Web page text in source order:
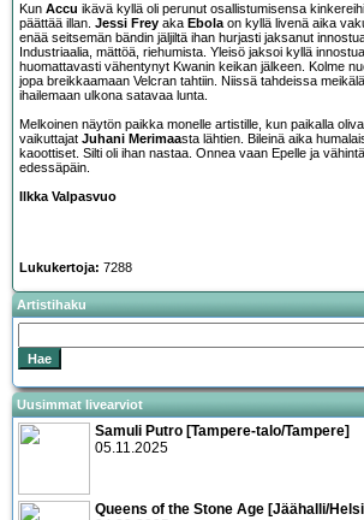
Kun Accu ikävä kyllä oli perunut osallistumisensa
päättää illan. Jessi Frey aka Ebolaon kyllä livenä aika
enää seitsemän bändin jäljiltä ihan hurjasti jaksanut
Industriaalia, mättöä, riehumista. Yleisö jaksoi kyllä
huomattavasti vähentynyt Kwanin keikan jälkeen. Kolme
jopa breikkaamaan Velcran tahtiin. Niissä tahdeissa
ihailemaan ulkona satavaa lunta.
Melkoinen näytön paikka monelle artistille, kun paikalla
vaikuttajat Juhani Merimaasta lähtien. Bileinä aika
kaoottiset. Silti oli ihan nastaa. Onnea vaan Epelle ja
edessäpäin.
Ilkka Valpasvuo
Lukukertoja: 7288
Artistihaku
Uusimmat livearviot
Samuli Putro [Tampere-talo/Tampere]
05.11.2025
Queens of the Stone Age [Jäähalli/